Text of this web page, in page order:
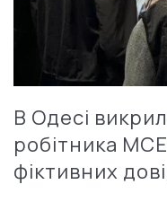
В Одесі
робітника
фіктивних